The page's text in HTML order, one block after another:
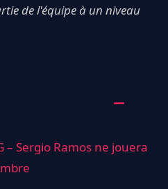
de l'équipe à un niveau
– Sergio Ramos ne jouera